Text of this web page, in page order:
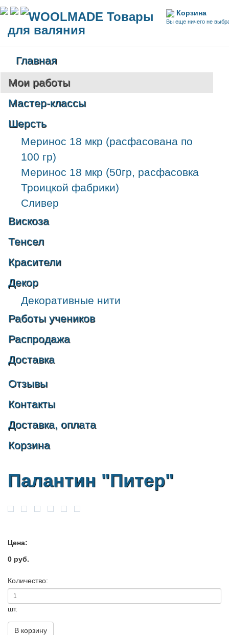
Корзина
Вы еще ничего не
WOOLMADE Товары
для валяния
Главная
Мои работы
Мастер-классы
Шерсть
Меринос 18 мкр (расфасована по
100 гр)
Меринос 18 мкр (50гр, расфасовка
Троицкой фабрики)
Сливер
Вискоза
Тенсел
Красители
Декор
Декоративные нити
Работы учеников
Распродажа
Доставка
Отзывы
Контакты
Доставка, оплата
Корзина
Палантин "Питер"
Цена:
0 руб.
Количество:
шт.
В корзину